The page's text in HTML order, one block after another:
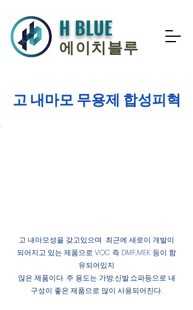
H BLUE
에이치블루
고 내마모 무용제 합성피혁
고 내마모성을 갖고있으며 최근에 새로이 개발이
되어지고 있는 제품으로 VOC 즉 DMF,MEK 등이 함
유되어있지
않은 제품이다. 주 용도는 가방,신발.쇼파등으로 내
구성이 좋은 제품으로 많이 사용되어진다.